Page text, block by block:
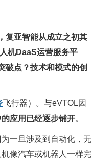
复亚智能从成立之初其
机DaaS运营服务平
破点？技术和模式的创
飞行器）。与eVTOL因
应用已经逐步铺开。
一旦涉及到自动化，无
像汽车或机器人一样完